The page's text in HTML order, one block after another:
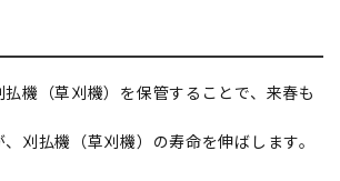
機（草刈機）を保管することで、来春も
刈払機（草刈機）の寿命を伸ばします。